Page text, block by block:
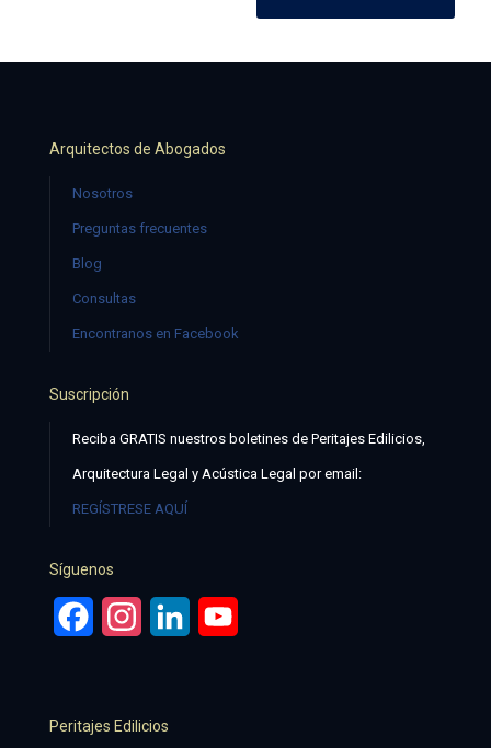
Arquitectos de Abogados
Nosotros
Preguntas frecuentes
Blog
Consultas
Encontranos en Facebook
Suscripción
Reciba GRATIS nuestros boletines de Peritajes Edilicios,
Arquitectura Legal y Acústica Legal por email:
REGÍSTRESE AQUÍ
Síguenos
FacebookInstagramLinkedIn
Peritajes Edilicios